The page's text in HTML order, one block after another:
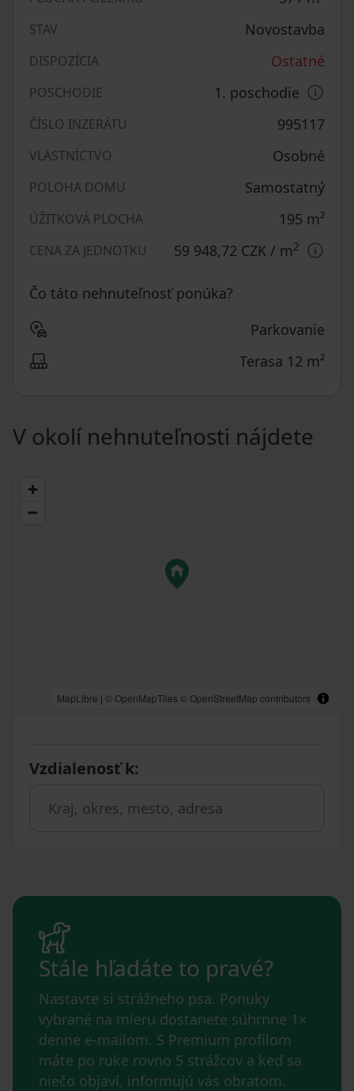
STAV Novostavba
DISPOZÍCIA Ostatné
POSCHODIE 1. poschodie
ČÍSLO INZERÁTU 995117
VLASTNÍCTVO Osobné
POLOHA DOMU Samostatný
ÚŽITKOVÁ PLOCHA 195 m²
CENA ZA JEDNOTKU 59 948,72 CZK / m2
Čo táto nehnuteľnosť ponúka?
Parkovanie
Terasa 12 m²
V okolí nehnuteľnosti nájdete
MapLibre | © OpenMapTiles © OpenStreetMap contributors
Vzdialenosť k:
Stále hľadáte to pravé?
Nastavte si strážneho psa. Ponuky
vybrané na mieru dostanete súhrnne 1×
denne e-mailom. S Premium profilom
máte po ruke rovno 5 strážcov a keď sa
niečo objaví, informujú vás obratom.